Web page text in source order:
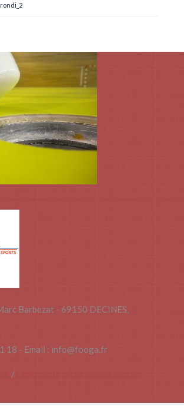
Barbezat - 69150 DECINES,
18 - Email : info@fooga.fr
/